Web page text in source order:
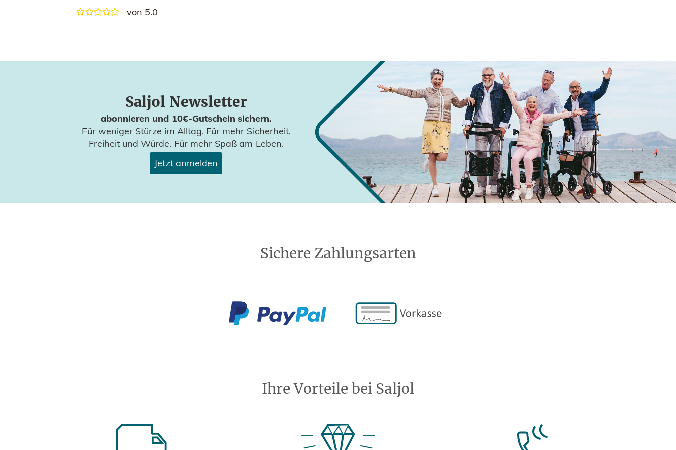
von 5.0
Saljol Newsletter
abonnieren und 10€-Gutschein sichern.
Für weniger Stürze im Alltag. Für mehr Sicherheit,
Freiheit und Würde. Für mehr Spaß am Leben.
Jetzt anmelden
Sichere Zahlungsarten
Ihre Vorteile bei Saljol